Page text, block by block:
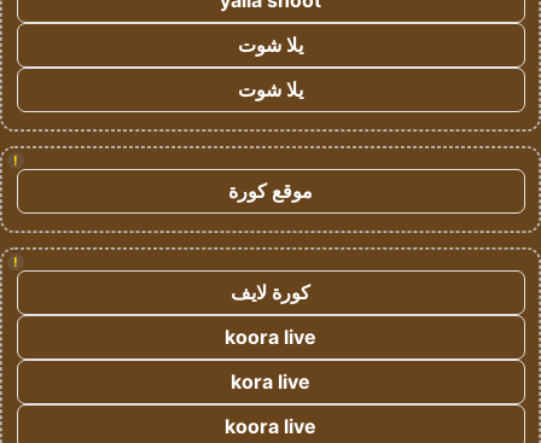
يلا شوت
يلا شوت
!
موقع كورة
!
كورة لايف
koora live
kora live
koora live